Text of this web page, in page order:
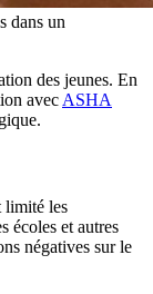
dans un
des jeunes. En
avec ASHA
limité les
écoles et autres
négatives sur le